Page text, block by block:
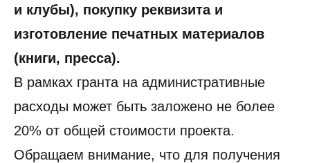
и клубы), покупку реквизита и
изготовление печатных материалов
(книги, пресса).
В рамках гранта на административные
расходы может быть заложено не более
20% от общей стоимости проекта.
Обращаем внимание, что для получения